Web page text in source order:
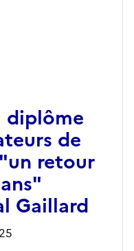
diplôme
de
retour
Gaillard